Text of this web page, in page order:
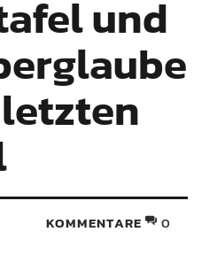
und
KOMMENTARE 0